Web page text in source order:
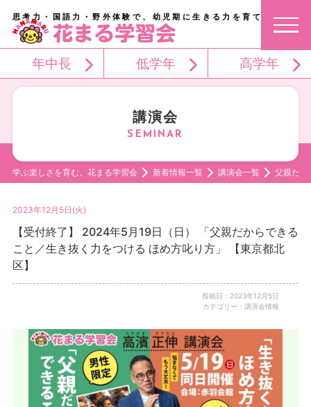
思考力・国語力・野外体験で、幼児期に生きる力を育てる。
年中長 低学年 高学年
講演会
学ぶ楽しさを育む。花まる学習会 新着情報一覧 講演会一覧 父親だか
2023年12月5日(火)
【受付終了】 2024年5月19日（日） 「父親だからできる
こと／生き抜く力をつける ほめ方叱り方」 【東京都北
区】
投稿日：2023年12月5日
カテゴリー：講演会情報